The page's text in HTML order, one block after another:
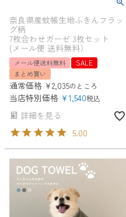
奈良県産蚊帳生地ふきんフラッ
グ柄
7枚合わせガーゼ 3枚セット
(メール便 送料無料）
メール便送料無料
SALE
まとめ買い
通常価格 ¥2,035のところ
当店特別価格 ¥1,540税込
詳細を見る
5.00